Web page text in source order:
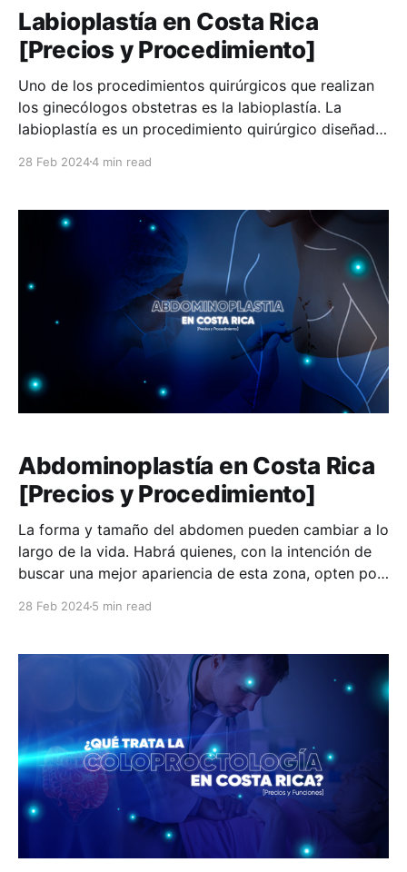
Labioplastía en Costa Rica
[Precios y Procedimiento]
Uno de los procedimientos quirúrgicos que realizan
los ginecólogos obstetras es la labioplastía. La
labioplastía es un procedimiento quirúrgico diseñado
tanto los labios mayores como los labios menores.
querer hacerse esta intervención. En
28 Feb 20244 min read
Abdominoplastía en Costa Rica
[Precios y Procedimiento]
La forma y tamaño del abdomen pueden cambiar a lo
largo de la vida. Habrá quienes, con la intención de
buscar una mejor apariencia de esta zona, opten por
28 Feb 20245 min read